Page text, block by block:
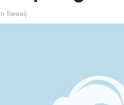
Swaaij